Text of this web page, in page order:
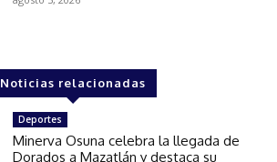
Noticias relacionadas
Deportes
Minerva Osuna celebra la llegada de
Dorados a Mazatlán y destaca su